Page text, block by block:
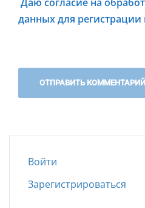
данных для регистрации
Войти
Зарегистрироваться